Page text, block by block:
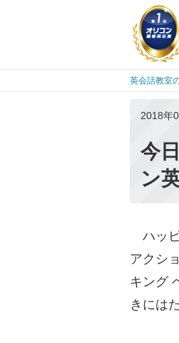
英会話教室
2018年
今
ン
ハッピ
アクシ
キング
きには